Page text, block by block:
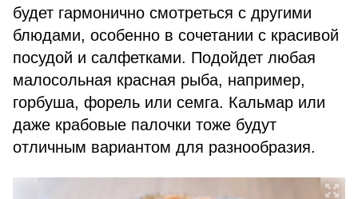
будет гармонично смотреться с другими
блюдами, особенно в сочетании с красивой
посудой и салфетками. Подойдет любая
малосольная красная рыба, например,
горбуша, форель или семга. Кальмар или
даже крабовые палочки тоже будут
отличным вариантом для разнообразия.